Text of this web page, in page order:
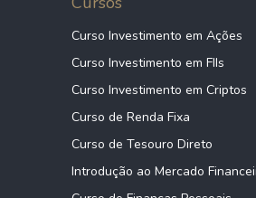
Curso Investimento em Ações
Curso Investimento em FIIs
Curso Investimento em Criptos
Curso de Renda Fixa
Curso de Tesouro Direto
Introdução ao Mercado